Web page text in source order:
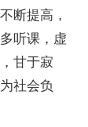
断提高，
听课，虚
甘于寂
社会负